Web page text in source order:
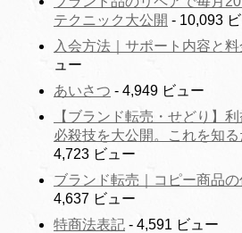
テクニック大公開 - 10,093
入会方法｜サポート内容と
ュー
あいさつ - 4,949 ビュー
【ブランド転売・せどり】
必殺技を大公開。これを知る
4,723 ビュー
ブランド転売｜コピー商品の
4,637 ビュー
特商法表記 - 4,591 ビュー